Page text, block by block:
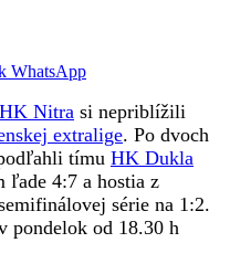
WhatsApp
HK Nitra si nepriblížili
extralige. Po dvoch
tímu HK Dukla
ľade 4:7 a hostia z
série na 1:2.
pondelok od 18.30 h